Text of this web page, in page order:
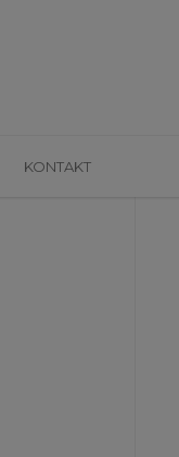
KONTAKT